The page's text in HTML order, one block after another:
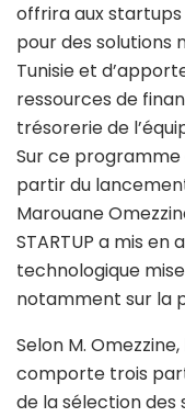
offrira aux
pour des solutions
Tunisie et
ressources de
trésorerie de
Sur ce programme
partir du
Marouane
STARTUP a mis
technologique
notamment sur la
Selon M.
comporte trois
de la sélection